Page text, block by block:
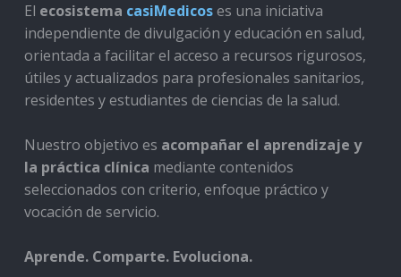
El ecosistema casiMedicoses una iniciativa
independiente de divulgación y educación en salud,
orientada a facilitar el acceso a recursos rigurosos,
útiles y actualizados para profesionales sanitarios,
residentes y estudiantes de ciencias de la salud.
Nuestro objetivo es acompañar el aprendizaje y
la práctica clínica mediante contenidos
seleccionados con criterio, enfoque práctico y
vocación de servicio.
Aprende. Comparte. Evoluciona.